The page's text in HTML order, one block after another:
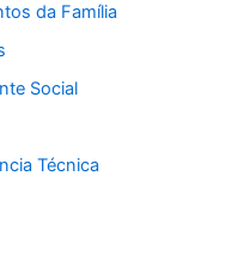
da Família
Social
Técnica